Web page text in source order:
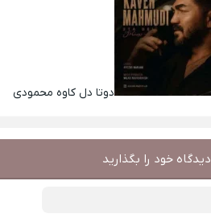
دوتا دل کاوه محمودی
دیدگاه خود را بگذارید